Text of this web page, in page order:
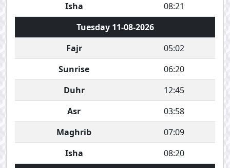
Isha
08:21
Tuesday 11-08-2026
Fajr
05:02
Sunrise
06:20
Duhr
12:45
Asr
03:58
Maghrib
07:09
Isha
08:20